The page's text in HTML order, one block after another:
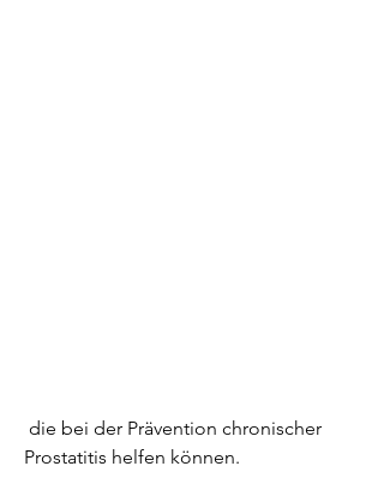
Prostatitis helfen können.